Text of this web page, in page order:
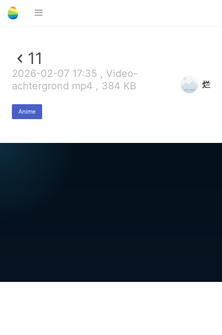
11
2026-02-07 17:35 , Video-
achtergrond mp4 , 384 KB
Anime
烂